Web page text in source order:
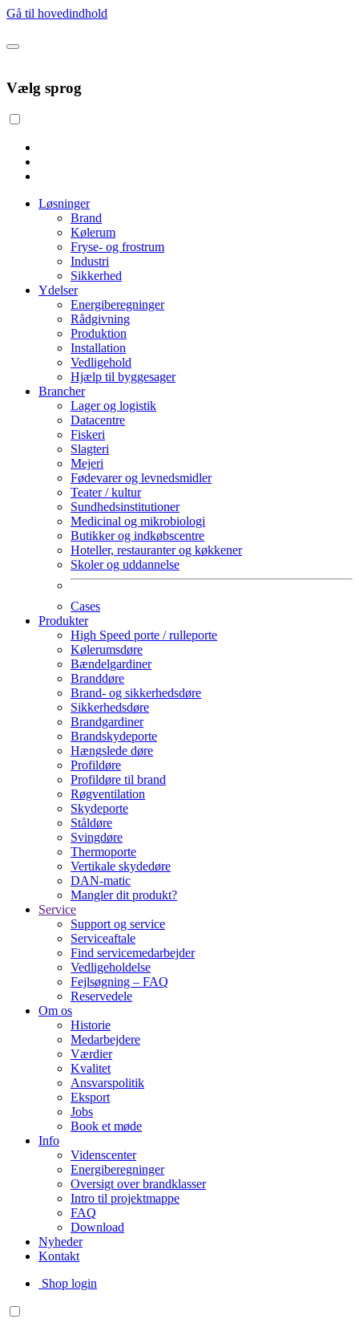
Gå til hovedindhold
Vælg sprog
Løsninger
Brand
Kølerum
Fryse- og frostrum
Industri
Sikkerhed
Ydelser
Energiberegninger
Rådgivning
Produktion
Installation
Vedligehold
Hjælp til byggesager
Brancher
Lager og logistik
Datacentre
Fiskeri
Slagteri
Mejeri
Fødevarer og levnedsmidler
Teater / kultur
Sundhedsinstitutioner
Medicinal og mikrobiologi
Butikker og indkøbscentre
Hoteller, restauranter og køkkener
Skoler og uddannelse
Cases
Produkter
High Speed porte / rulleporte
Kølerumsdøre
Bændelgardiner
Branddøre
Brand- og sikkerhedsdøre
Sikkerhedsdøre
Brandgardiner
Brandskydeporte
Hængslede døre
Profildøre
Profildøre til brand
Røgventilation
Skydeporte
Ståldøre
Svingdøre
Thermoporte
Vertikale skydedøre
DAN-matic
Mangler dit produkt?
Service
Support og service
Serviceaftale
Find servicemedarbejder
Vedligeholdelse
Fejlsøgning – FAQ
Reservedele
Om os
Historie
Medarbejdere
Værdier
Kvalitet
Ansvarspolitik
Eksport
Jobs
Book et møde
Info
Videnscenter
Energiberegninger
Oversigt over brandklasser
Intro til projektmappe
FAQ
Download
Nyheder
Kontakt
Shop login